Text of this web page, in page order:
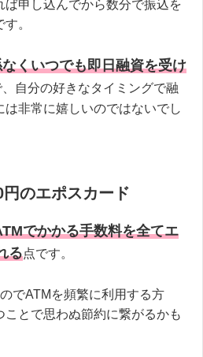
申し込んでから数分で振込を
。
くいつでも即日融資を受け
自分の好きなタイミングで融
非常に嬉しいのではないでし
のエポスカード
でかかる手数料を全てエ
る点です。
でATMを頻繁に利用する方
とで思わぬ節約に繋がるかも